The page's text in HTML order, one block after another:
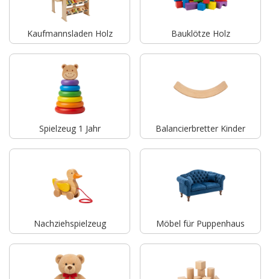
Kaufmannsladen Holz Bauklötze Holz
Spielzeug 1 Jahr Balancierbretter Kinder
Nachziehspielzeug Möbel für Puppenhaus